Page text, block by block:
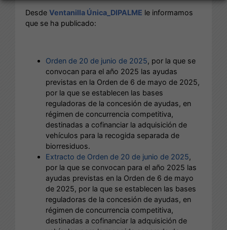
Desde Ventanilla Única_DIPALME le informamos
que se ha publicado:
Orden de 20 de junio de 2025, por la que se
convocan para el año 2025 las ayudas
previstas en la Orden de 6 de mayo de 2025,
por la que se establecen las bases
reguladoras de la concesión de ayudas, en
régimen de concurrencia competitiva,
destinadas a cofinanciar la adquisición de
vehículos para la recogida separada de
biorresiduos.
Extracto de Orden de 20 de junio de 2025,
por la que se convocan para el año 2025 las
ayudas previstas en la Orden de 6 de mayo
de 2025, por la que se establecen las bases
reguladoras de la concesión de ayudas, en
régimen de concurrencia competitiva,
destinadas a cofinanciar la adquisición de